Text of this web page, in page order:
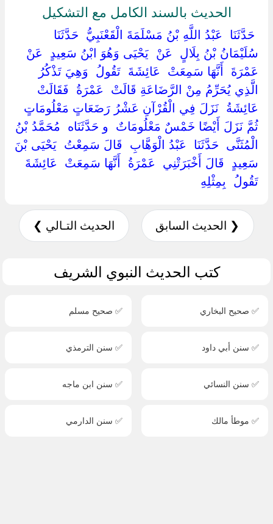
الحديث بالسند الكامل مع التشكيل
‏ ‏حَدَّثَنَا ‏ ‏عَبْدُ اللَّهِ بْنُ مَسْلَمَةَ الْقَعْنَبِيُّ ‏ ‏حَدَّثَنَا ‏
‏سُلَيْمَانُ بْنُ بِلَالٍ ‏ ‏عَنْ ‏ ‏يَحْيَى وَهُوَ ابْنُ سَعِيدٍ ‏ ‏عَنْ ‏
‏عَمْرَةَ ‏ ‏أَنَّهَا سَمِعَتْ ‏ ‏عَائِشَةَ ‏ ‏تَقُولُ ‏ ‏وَهِيَ تَذْكُرُ
الَّذِي يُحَرِّمُ مِنْ الرَّضَاعَةِ قَالَتْ ‏ ‏عَمْرَةُ ‏ ‏فَقَالَتْ ‏
‏عَائِشَةُ ‏ ‏نَزَلَ فِي الْقُرْآنِ عَشْرُ رَضَعَاتٍ مَعْلُومَاتٍ
ثُمَّ نَزَلَ أَيْضًا خَمْسٌ مَعْلُومَاتٌ ‏ ‏و حَدَّثَنَاه ‏ ‏مُحَمَّدُ بْنُ
الْمُثَنَّى ‏ ‏حَدَّثَنَا ‏ ‏عَبْدُ الْوَهَّابِ ‏ ‏قَالَ سَمِعْتُ ‏ ‏يَحْيَى بْنَ
سَعِيدٍ ‏ ‏قَالَ أَخْبَرَتْنِي ‏ ‏عَمْرَةُ ‏ ‏أَنَّهَا سَمِعَتْ ‏ ‏عَائِشَةَ ‏
‏تَقُولُ ‏ ‏بِمِثْلِهِ ‏
❮ الحديث السابق الحديث التـالي ❯
كتب الحديث النبوي الشريف
✅ صحيح البخاري ✅ صحيح مسلم
✅ سنن أبي داود ✅ سنن الترمذي
✅ سنن النسائي ✅ سنن ابن ماجه
✅ موطأ مالك ✅ سنن الدارمي